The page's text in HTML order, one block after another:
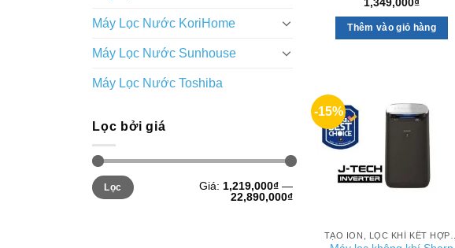
Máy Lọc Nước KoriHome
Máy Lọc Nước Sunhouse
Máy Lọc Nước Toshiba
Lọc bởi giá
Giá
tối
thiểu
Giá
tối
đa
Lọc Giá: 1,219,000₫ —
22,890,000₫
Thêm vào giỏ hàng
-15%